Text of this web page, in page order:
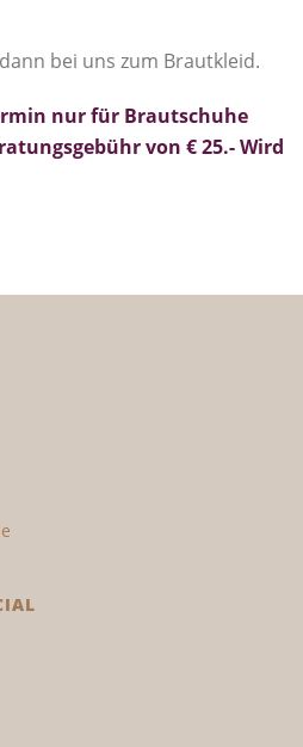
bei uns zum Brautkleid.
nur für Brautschuhe
von € 25.- Wird